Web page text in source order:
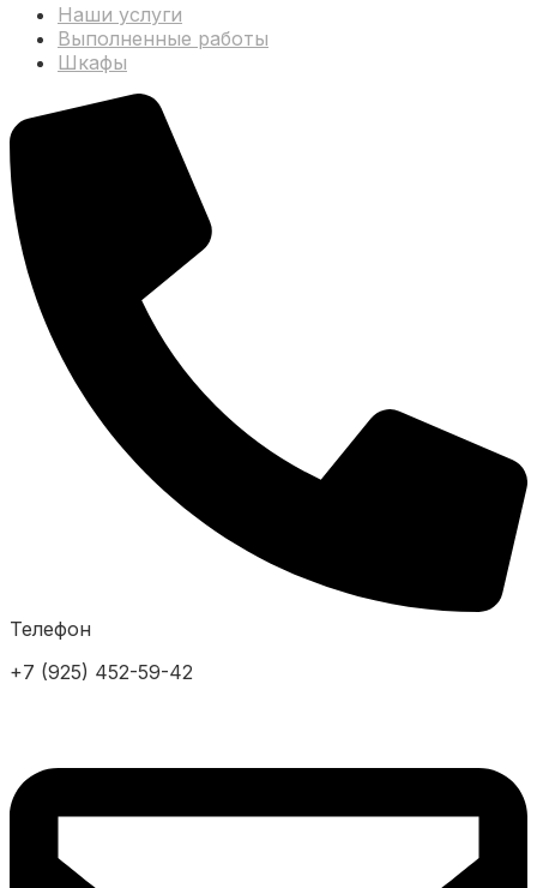
Наши услуги
Выполненные работы
Шкафы
Телефон
+7 (925) 452-59-42